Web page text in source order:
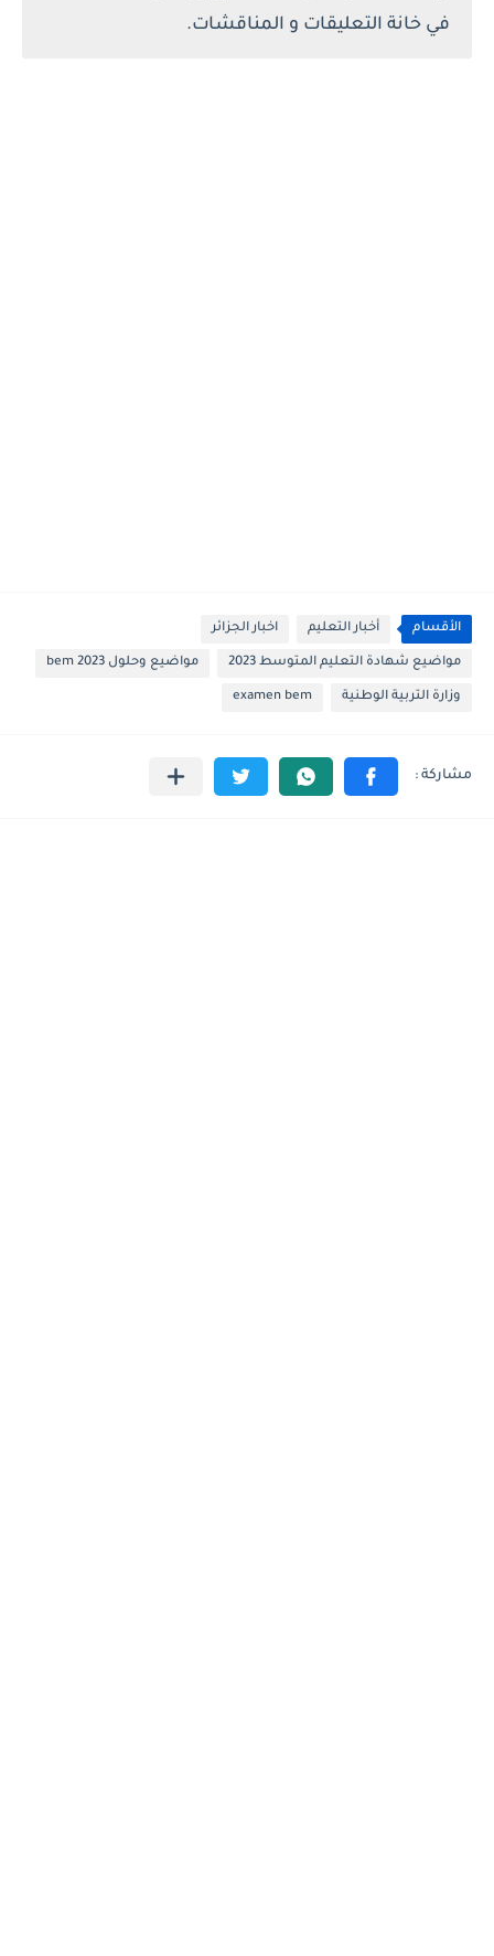
في خانة التعليقات و المناقشات.
الأقسام أخبار التعليم اخبار الجزائر
مواضيع شهادة التعليم المتوسط 2023 مواضيع وحلول 2023 bem
وزارة التربية الوطنية examen bem